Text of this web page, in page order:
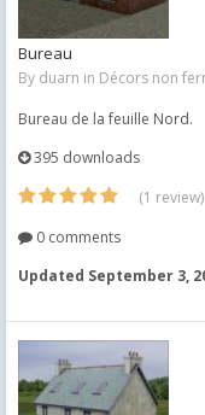
Bureau
By duarn in Décors non
Bureau de la feuille Nord.
395 downloads
(1 review)
0 comments
Updated September 3,